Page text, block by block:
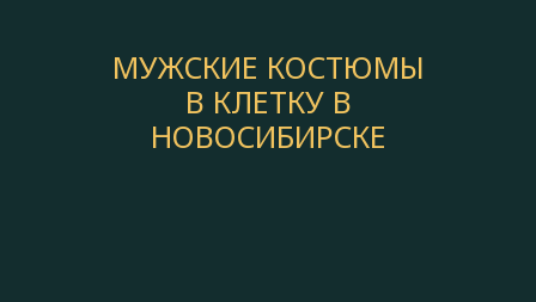
МУЖСКИЕ КОСТЮМЫ
В КЛЕТКУ В
НОВОСИБИРСКЕ